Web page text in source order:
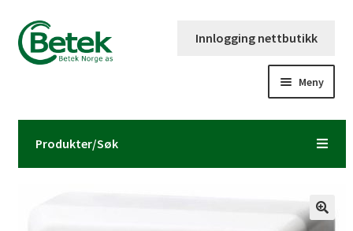
Hopp
til
navigasjon
Hopp
til
innhold
Innlogging nettbutikk
Meny
Forsiden
Produkter/Søk